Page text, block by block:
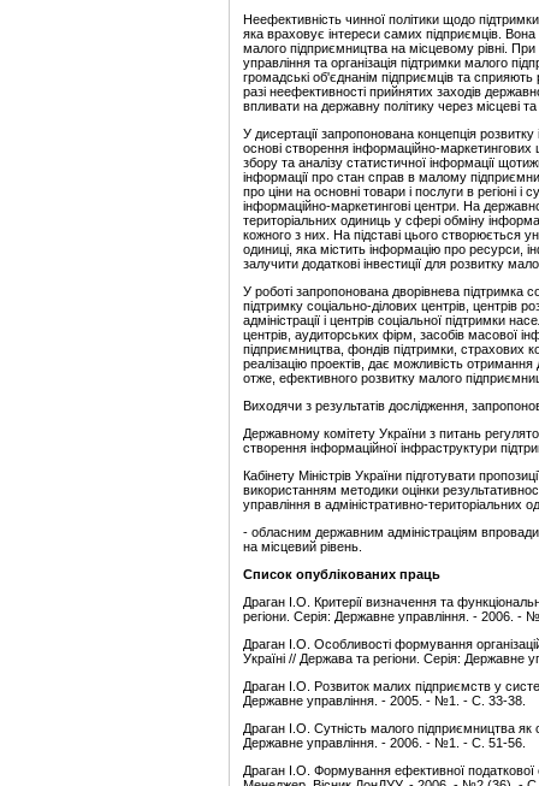
Неефективність чинної політики щодо
яка враховує інтереси самих підприємців.
малого підприємництва на місцевому рівні.
управління та організація підтримки малого
громадські об'єднанім підприємців та
разі неефективності прийнятих заходів
впливати на державну політику через місцеві та
У дисертації запропонована концепція
основі створення інформаційно-маркетингових
збору та аналізу статистичної інформації
інформації про стан справ в малому
про ціни на основні товари і послуги в регіоні і
інформаційно-маркетингові центри. На
територіальних одиниць у сфері обміну
кожного з них. На підставі цього створюється
одиниці, яка містить інформацію про ресурси,
залучити додаткові інвестиції для розвитку
У роботі запропонована дворівнева підтримка
підтримку соціально-ділових центрів, центрів
адміністрації і центрів соціальної підтримки
центрів, аудиторських фірм, засобів масової
підприємництва, фондів підтримки, страхових
реалізацію проектів, дає можливість
отже, ефективного розвитку малого
Виходячи з результатів дослідження,
Державному комітету України з питань
створення інформаційної інфраструктури
Кабінету Міністрів України підготувати
використанням методики оцінки
управління в адміністративно-територіальних
- обласним державним адміністраціям
на місцевий рівень.
Список опублікованих праць
Драган І.О. Критерії визначення та
регіони. Серія: Державне управління. - 2006. -
Драган І.О. Особливості формування
Україні // Держава та регіони. Серія:
Драган І.О. Розвиток малих підприємств у
Державне управління. - 2005. - №1. - С. 33-38.
Драган І.О. Сутність малого підприємництва
Державне управління. - 2006. - №1. - С. 51-56.
Драган І.О. Формування ефективної